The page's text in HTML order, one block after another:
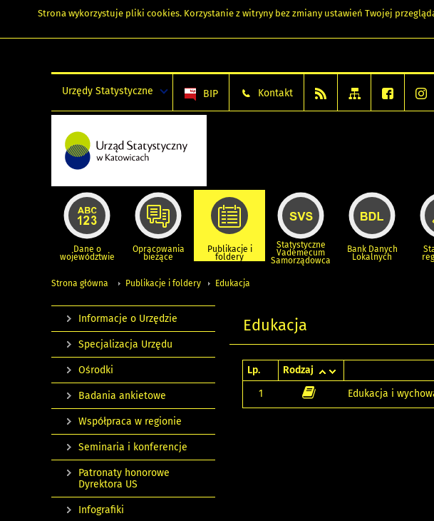
Strona wykorzystuje pliki cookies. Korzystanie z witryny bez zmiany ustawień Twojej
Urzędy Statystyczne BIP Kontakt
Dane o
województwie
Opracowania
bieżące
Publikacje i
foldery
Statystyczne
Vademecum
Samorządowca
Bank Danych
Lokalnych
Strona główna Publikacje i foldery Edukacja
Edukacja
Lp. Rodzaj
1
Edukacja i
Informacje o Urzędzie
Specjalizacja Urzędu
Ośrodki
Badania ankietowe
Współpraca w regionie
Seminaria i konferencje
Patronaty honorowe
Dyrektora US
Infografiki